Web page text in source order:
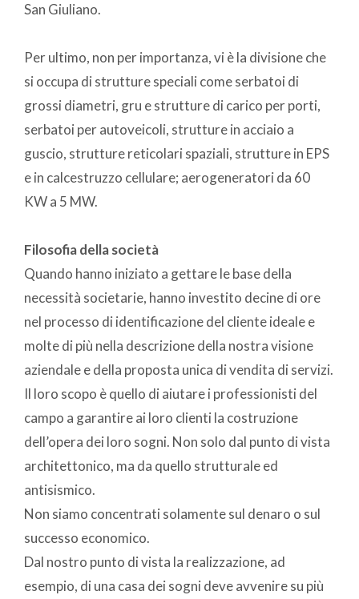
San Giuliano.
Per ultimo, non per importanza, vi è la divisione che
si occupa di strutture speciali come serbatoi di
grossi diametri, gru e strutture di carico per porti,
serbatoi per autoveicoli, strutture in acciaio a
guscio, strutture reticolari spaziali, strutture in EPS
e in calcestruzzo cellulare; aerogeneratori da 60
KW a 5 MW.
Filosofia della società
Quando hanno iniziato a gettare le base della
necessità societarie, hanno investito decine di ore
nel processo di identificazione del cliente ideale e
molte di più nella descrizione della nostra visione
aziendale e della proposta unica di vendita di servizi.
Il loro scopo è quello di aiutare i professionisti del
campo a garantire ai loro clienti la costruzione
dell’opera dei loro sogni. Non solo dal punto di vista
architettonico, ma da quello strutturale ed
antisismico.
Non siamo concentrati solamente sul denaro o sul
successo economico.
Dal nostro punto di vista la realizzazione, ad
esempio, di una casa dei sogni deve avvenire su più